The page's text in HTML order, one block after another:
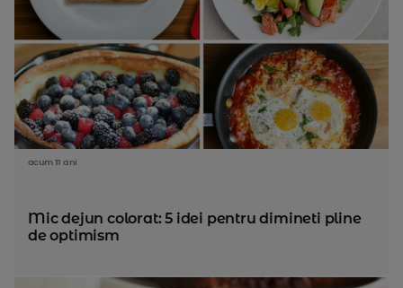
acum 11 ani
Mic dejun colorat: 5 idei pentru dimineti pline
de optimism